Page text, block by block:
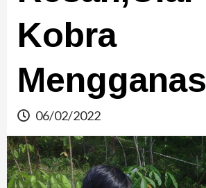
Kobra
Mengganas
06/02/2022